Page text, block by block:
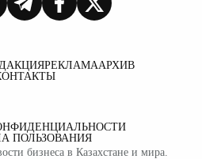
РЕКЛАМААРХИВ
ПОЛЬЗОВАНИЯ
бизнеса в Казахстане и мира.